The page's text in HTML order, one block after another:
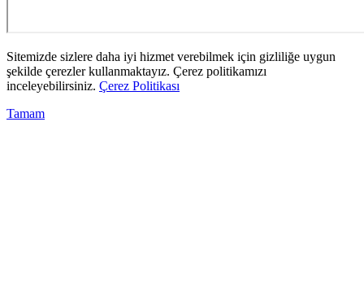
Sitemizde sizlere daha iyi hizmet verebilmek için gizliliğe uygun
şekilde çerezler kullanmaktayız. Çerez politikamızı
inceleyebilirsiniz. Çerez Politikası
Tamam